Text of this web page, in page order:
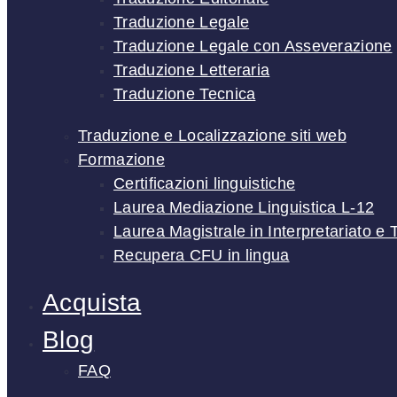
Traduzione Legale
Traduzione Legale con Asseverazione
Traduzione Letteraria
Traduzione Tecnica
Traduzione e Localizzazione siti web
Formazione
Certificazioni linguistiche
Laurea Mediazione Linguistica L-12
Laurea Magistrale in Interpretariato e
Recupera CFU in lingua
Acquista
Blog
FAQ